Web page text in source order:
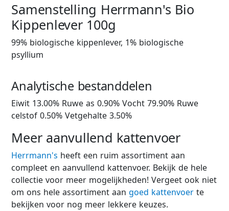
Samenstelling Herrmann's Bio
Kippenlever 100g
99% biologische kippenlever, 1% biologische
psyllium
Analytische bestanddelen
Eiwit 13.00% Ruwe as 0.90% Vocht 79.90% Ruwe
celstof 0.50% Vetgehalte 3.50%
Meer aanvullend kattenvoer
Herrmann's heeft een ruim assortiment aan
compleet en aanvullend kattenvoer. Bekijk de hele
collectie voor meer mogelijkheden! Vergeet ook niet
om ons hele assortiment aangoed kattenvoer te
bekijken voor nog meer lekkere keuzes.